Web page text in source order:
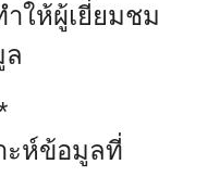
ให้ผู้เยี่ยมชม
ล
ะห์ข้อมูลที่